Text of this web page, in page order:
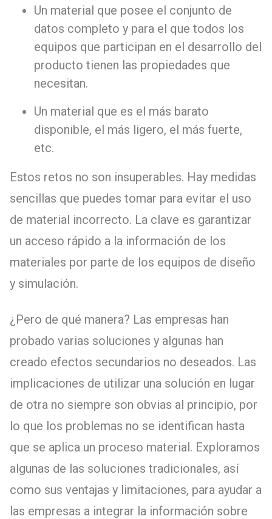
Un material que posee el conjunto de
datos completo y para el que todos los
equipos que participan en el desarrollo del
producto tienen las propiedades que
necesitan.
Un material que es el más barato
disponible, el más ligero, el más fuerte,
etc.
Estos retos no son insuperables. Hay medidas
sencillas que puedes tomar para evitar el uso
de material incorrecto. La clave es garantizar
un acceso rápido a la información de los
materiales por parte de los equipos de diseño
y simulación.
¿Pero de qué manera? Las empresas han
probado varias soluciones y algunas han
creado efectos secundarios no deseados. Las
implicaciones de utilizar una solución en lugar
de otra no siempre son obvias al principio, por
lo que los problemas no se identifican hasta
que se aplica un proceso material. Exploramos
algunas de las soluciones tradicionales, así
como sus ventajas y limitaciones, para ayudar a
las empresas a integrar la información sobre